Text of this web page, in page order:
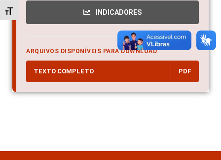
Alternar tamanho da fonte INDICADORES
ARQUIVOS DISPONÍVEIS PARA DOWNLOAD
TEXTO COMPLETO PDF